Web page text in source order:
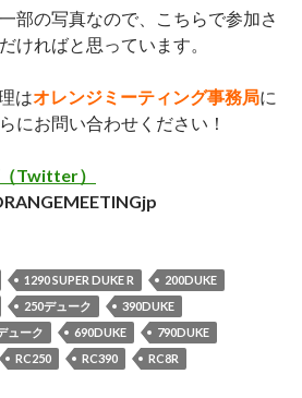
部の写真なので、こちらで参加さ
ければと思っています。
はオレンジミーティング事務局に
にお問い合わせください！
Twitter）
1290 SUPER DUKE R
200DUKE
250デューク
390DUKE
ューク 690DUKE
790DUKE
RC250 RC390
RC8R